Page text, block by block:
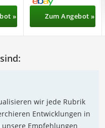
» Zum Angebot »
wir jede Rubrik
Entwicklungen in
Empfehlungen